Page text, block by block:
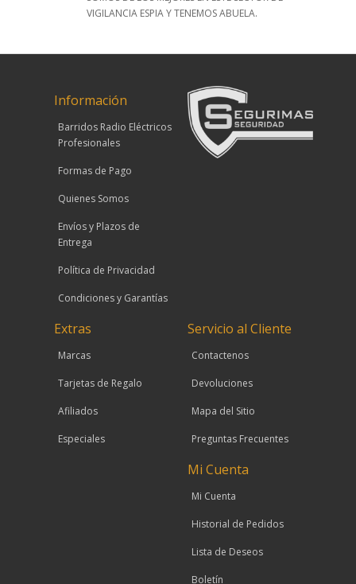
VIGILANCIA ESPIA Y TENEMOS ABUELA.
Información
Barridos Radio Eléctricos
Profesionales
Formas de Pago
Quienes Somos
Envíos y Plazos de
Entrega
Política de Privacidad
Condiciones y Garantías
Servicio al Cliente
Contactenos
Devoluciones
Mapa del Sitio
Preguntas Frecuentes
Extras
Marcas
Tarjetas de Regalo
Afiliados
Especiales
Mi Cuenta
Mi Cuenta
Historial de Pedidos
Lista de Deseos
Boletín